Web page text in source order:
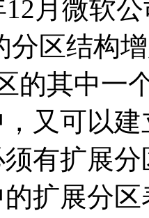
月微软
分区结构
的其中一
又可以
有扩展
扩展分区